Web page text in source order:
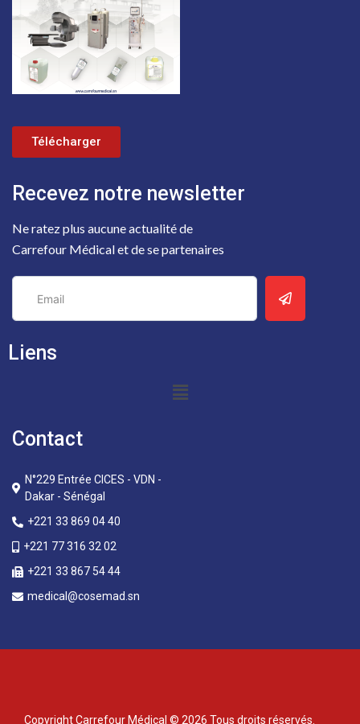
Contact
N°229 Entrée CICES - VDN -
Dakar - Sénégal
+221 33 869 04 40
+221 77 316 32 02
+221 33 867 54 44
medical@cosemad.sn
Liens
Recevez notre newsletter
Ne ratez plus aucune actualité de
Carrefour Médical et de se partenaires
Télécharger
Copyright Carrefour Médical © 2026 Tous droits réservés.